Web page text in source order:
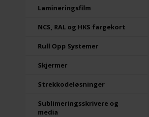
Lamineringsfilm
NCS, RAL og HKS fargekort
Rull Opp Systemer
Skjermer
Strekkodeløsninger
Sublimeringsskrivere og
media